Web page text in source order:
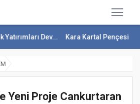
Dev... Kara Kartal Pençesini Attı
Yeni Proje Cankurtaran